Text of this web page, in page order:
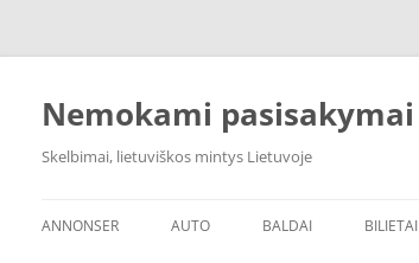
Skip
Nemokami pasisakymai
Skelbimai, lietuviškos mintys Lietuvoje
ANNONSER AUTO BALDAI BILIETAI